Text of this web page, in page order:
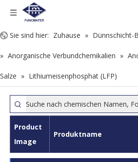
Sie sind hier: Zuhause » Dünnschicht-
» Anorganische Verbundchemikalien »
Salze » Lithiumeisenphosphat (LFP)
Product
Image
Produktname